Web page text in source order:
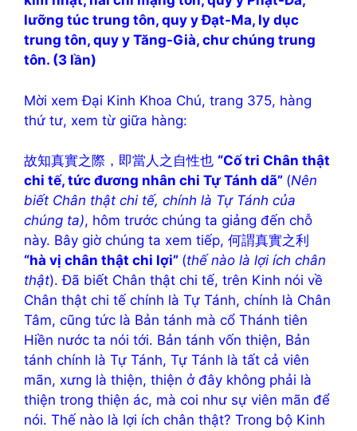
lưỡng túc trung tôn, quy y Đạt-Ma, ly dục
trung tôn, quy y Tăng-Già, chư chúng trung
tôn. (3 lần)
Mời xem Đại Kinh Khoa Chú, trang 375, hàng
thứ tư, xem từ giữa hàng:
故知真實之際，即當人之自性也 “Cố tri Chân thật
chi tế, tức đương nhân chi Tự Tánh dã” (Nên
biết Chân thật chi tế, chính là Tự Tánh của
chúng ta), hôm trước chúng ta giảng đến chỗ
này. Bây giờ chúng ta xem tiếp, 何謂真實之利
“hà vị chân thật chi lợi” (thế nào là lợi ích chân
thật). Đã biết Chân thật chi tế, trên Kinh nói về
Chân thật chi tế chính là Tự Tánh, chính là Chân
Tâm, cũng tức là Bản tánh mà cổ Thánh tiên
Hiền nước ta nói tới. Bản tánh vốn thiện, Bản
tánh chính là Tự Tánh, Tự Tánh là tất cả viên
mãn, xưng là thiện, thiện ở đây không phải là
thiện trong thiện ác, mà coi như sự viên mãn để
nói. Thế nào là lợi ích chân thật? Trong bộ Kinh